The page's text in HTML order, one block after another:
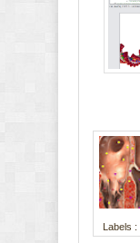
Labels :